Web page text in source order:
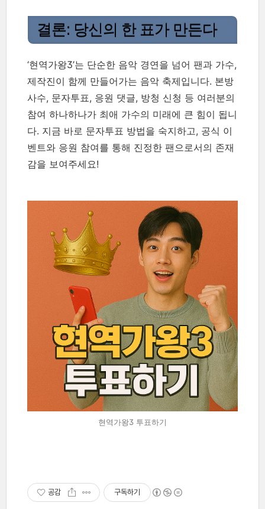
결론: 당신의 한 표가 만든다
‘현역가왕3’는 단순한 음악 경연을 넘어 팬과 가수,
제작진이 함께 만들어가는 음악 축제입니다. 본방
사수, 문자투표, 응원 댓글, 방청 신청 등 여러분의
참여 하나하나가 최애 가수의 미래에 큰 힘이 됩니
다. 지금 바로 문자투표 방법을 숙지하고, 공식 이
벤트와 응원 참여를 통해 진정한 팬으로서의 존재
감을 보여주세요!
현역가왕3 투표하기
공감 구독하기